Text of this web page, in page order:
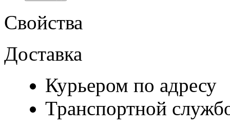
Свойства
Доставка
Курьером по адресу
Транспортной